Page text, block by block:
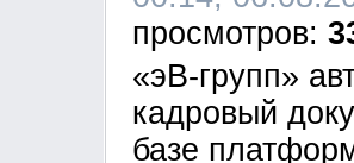
«эВ-групп»
кадровый
базе